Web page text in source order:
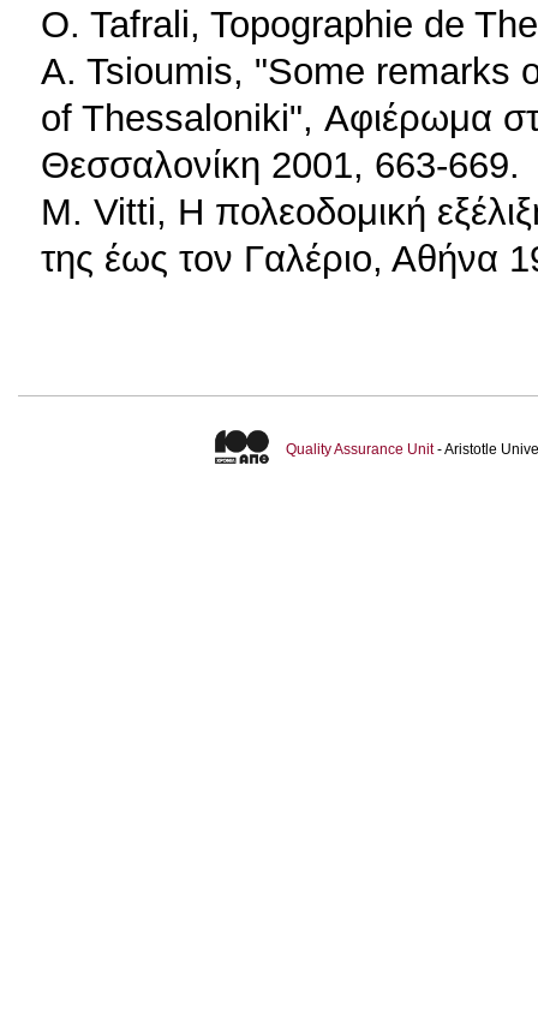
O. Tafrali, Topographie de
A. Tsioumis, "Some remarks
of Thessaloniki", Αφιέρωμα
Θεσσαλονίκη 2001, 663-669.
M. Vitti, Η πολεοδομική
της έως τον Γαλέριο, Αθήνα
Quality Assurance Unit- Aristotle